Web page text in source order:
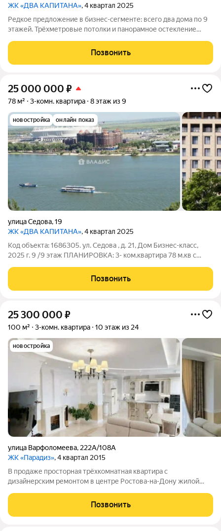
ЖК «ДВА КАПИТАНА», 4 квартал 2025
Редкое предложение в бизнес-сегменте: всего два дома по 9
этажей. Трёхметровые потолки и панорамное остекление
открывается живописный вид на Дон-батюшку. Планировка
продумана до мелочей: просторная
Позвонить
25 000 000 ₽
78 м² 3-комн. квартира 8 этаж из 9
новостройка онлайн показ
улица Седова,19
ЖК «ДВА КАПИТАНА», 4 квартал 2025
Код объекта: 1686305. ул. Седова , д. 21, Дом Бизнес-класс,
2025 г. 9 /9 этаж ПЛАНИРОВКА: 3- ком.квартира 78 м.кв с
нестандартной
Позвонить
25 300 000 ₽
100 м² 3-комн. квартира 10 этаж из 24
новостройка
улица Варфоломеева, 222А/108А
ЖК «Парадиз», 4 квартал 2015
В продаже просторная трёхкомнатная квартира с
дизайнерским ремонтом в центре Ростова-на-Дону жилой
Варфоломеева. Закрытый двор, консьерж, видеонаблюдение,
парковка. Две изолированные спальни,
Позвонить